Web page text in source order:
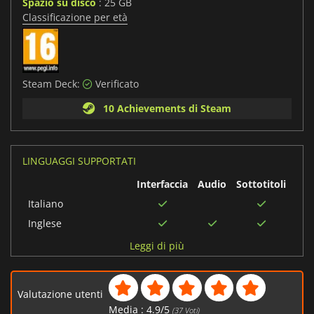
Classificazione per età
Steam Deck:
Verificato
10 Achievements di Steam
LINGUAGGI SUPPORTATI
Interfaccia
Audio
Sottotitoli
Italiano
Inglese
Cinese semplificato
Francese
Leggi di più
Valutazione utenti
Media : 4.9/5 (37Voti)